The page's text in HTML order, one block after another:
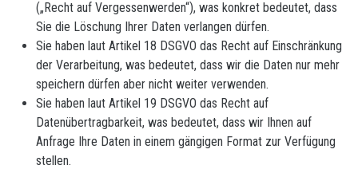
(„Recht auf Vergessenwerden“), was konkret bedeutet, dass
Sie die Löschung Ihrer Daten verlangen dürfen.
Sie haben laut Artikel 18 DSGVO das Recht auf Einschränkung
der Verarbeitung, was bedeutet, dass wir die Daten nur mehr
speichern dürfen aber nicht weiter verwenden.
Sie haben laut Artikel 19 DSGVO das Recht auf
Datenübertragbarkeit, was bedeutet, dass wir Ihnen auf
Anfrage Ihre Daten in einem gängigen Format zur Verfügung
stellen.